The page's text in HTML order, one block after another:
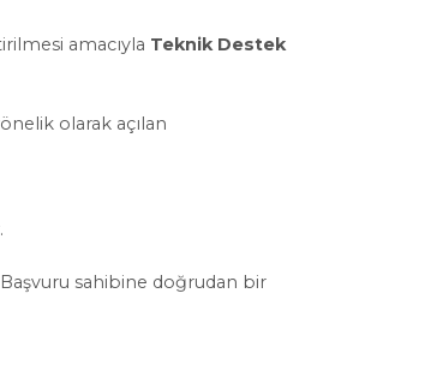
amacıyla Teknik Destek
olarak açılan
sahibine doğrudan bir